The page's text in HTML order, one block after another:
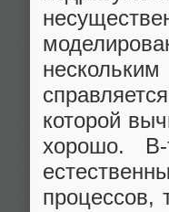
которой
хорошо.
процессов,